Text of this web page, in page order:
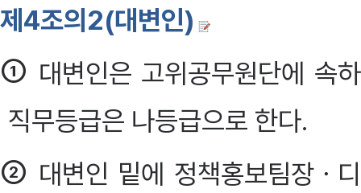
제4조의2(대변인)
① 대변인은 고위공무원단에 속
직무등급은 나등급으로 한다.
② 대변인 밑에 정책홍보팀장ㆍ